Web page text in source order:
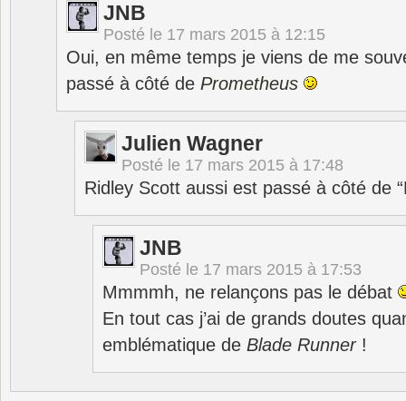
JNB
Posté le 17 mars 2015 à 12:15
Oui, en même temps je viens de me
passé à côté de Prometheus
Julien Wagner
Posté le 17 mars 2015 à 17:48
Ridley Scott aussi est passé à côté de
JNB
Posté le 17 mars 2015 à 17:53
Mmmmh, ne relançons pas le débat
En tout cas j’ai de grands doutes
emblématique de Blade Runner!